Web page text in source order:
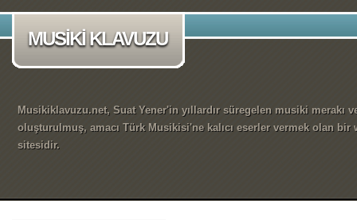
MUSİKİ KLAVUZU
Musikiklavuzu.net, Suat Yener'in yıllardır süregelen musiki merakı
oluşturulmuş, amacı Türk Musikisi'ne kalıcı eserler vermek olan bir
sitesidir.